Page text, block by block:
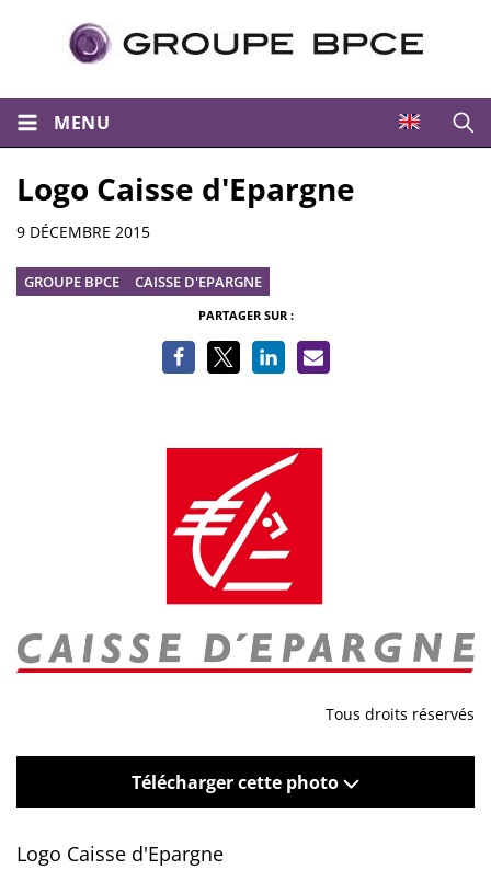
MENU
Logo Caisse d'Epargne
Informations
9 DÉCEMBRE 2015
GROUPE BPCE CAISSE D'EPARGNE
PARTAGER SUR :
Tous droits réservés
Télécharger cette photo
Logo Caisse d'Epargne